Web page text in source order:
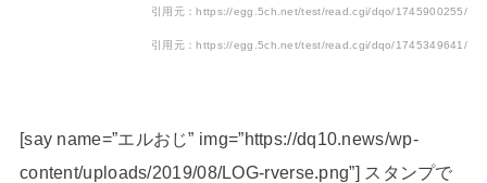
引用元：https://egg.5ch.net/test/read.cgi/dqo/1745900255/
引用元：https://egg.5ch.net/test/read.cgi/dqo/1745349641/
[say name=”エルおじ” img=”https://dq10.news/wp-
content/uploads/2019/08/LOG-rverse.png”] スタンプで